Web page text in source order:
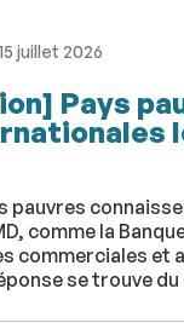
juillet 2026
Pays
pauvres
comme la
commerciales et
se trouve